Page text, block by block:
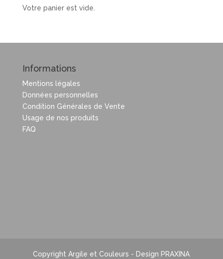
Votre panier est vide.
Informations
Mentions légales
Données personnelles
Condition Générales de Vente
Usage de nos produits
FAQ
Copyright Argile et Couleurs - Design PRAXINA